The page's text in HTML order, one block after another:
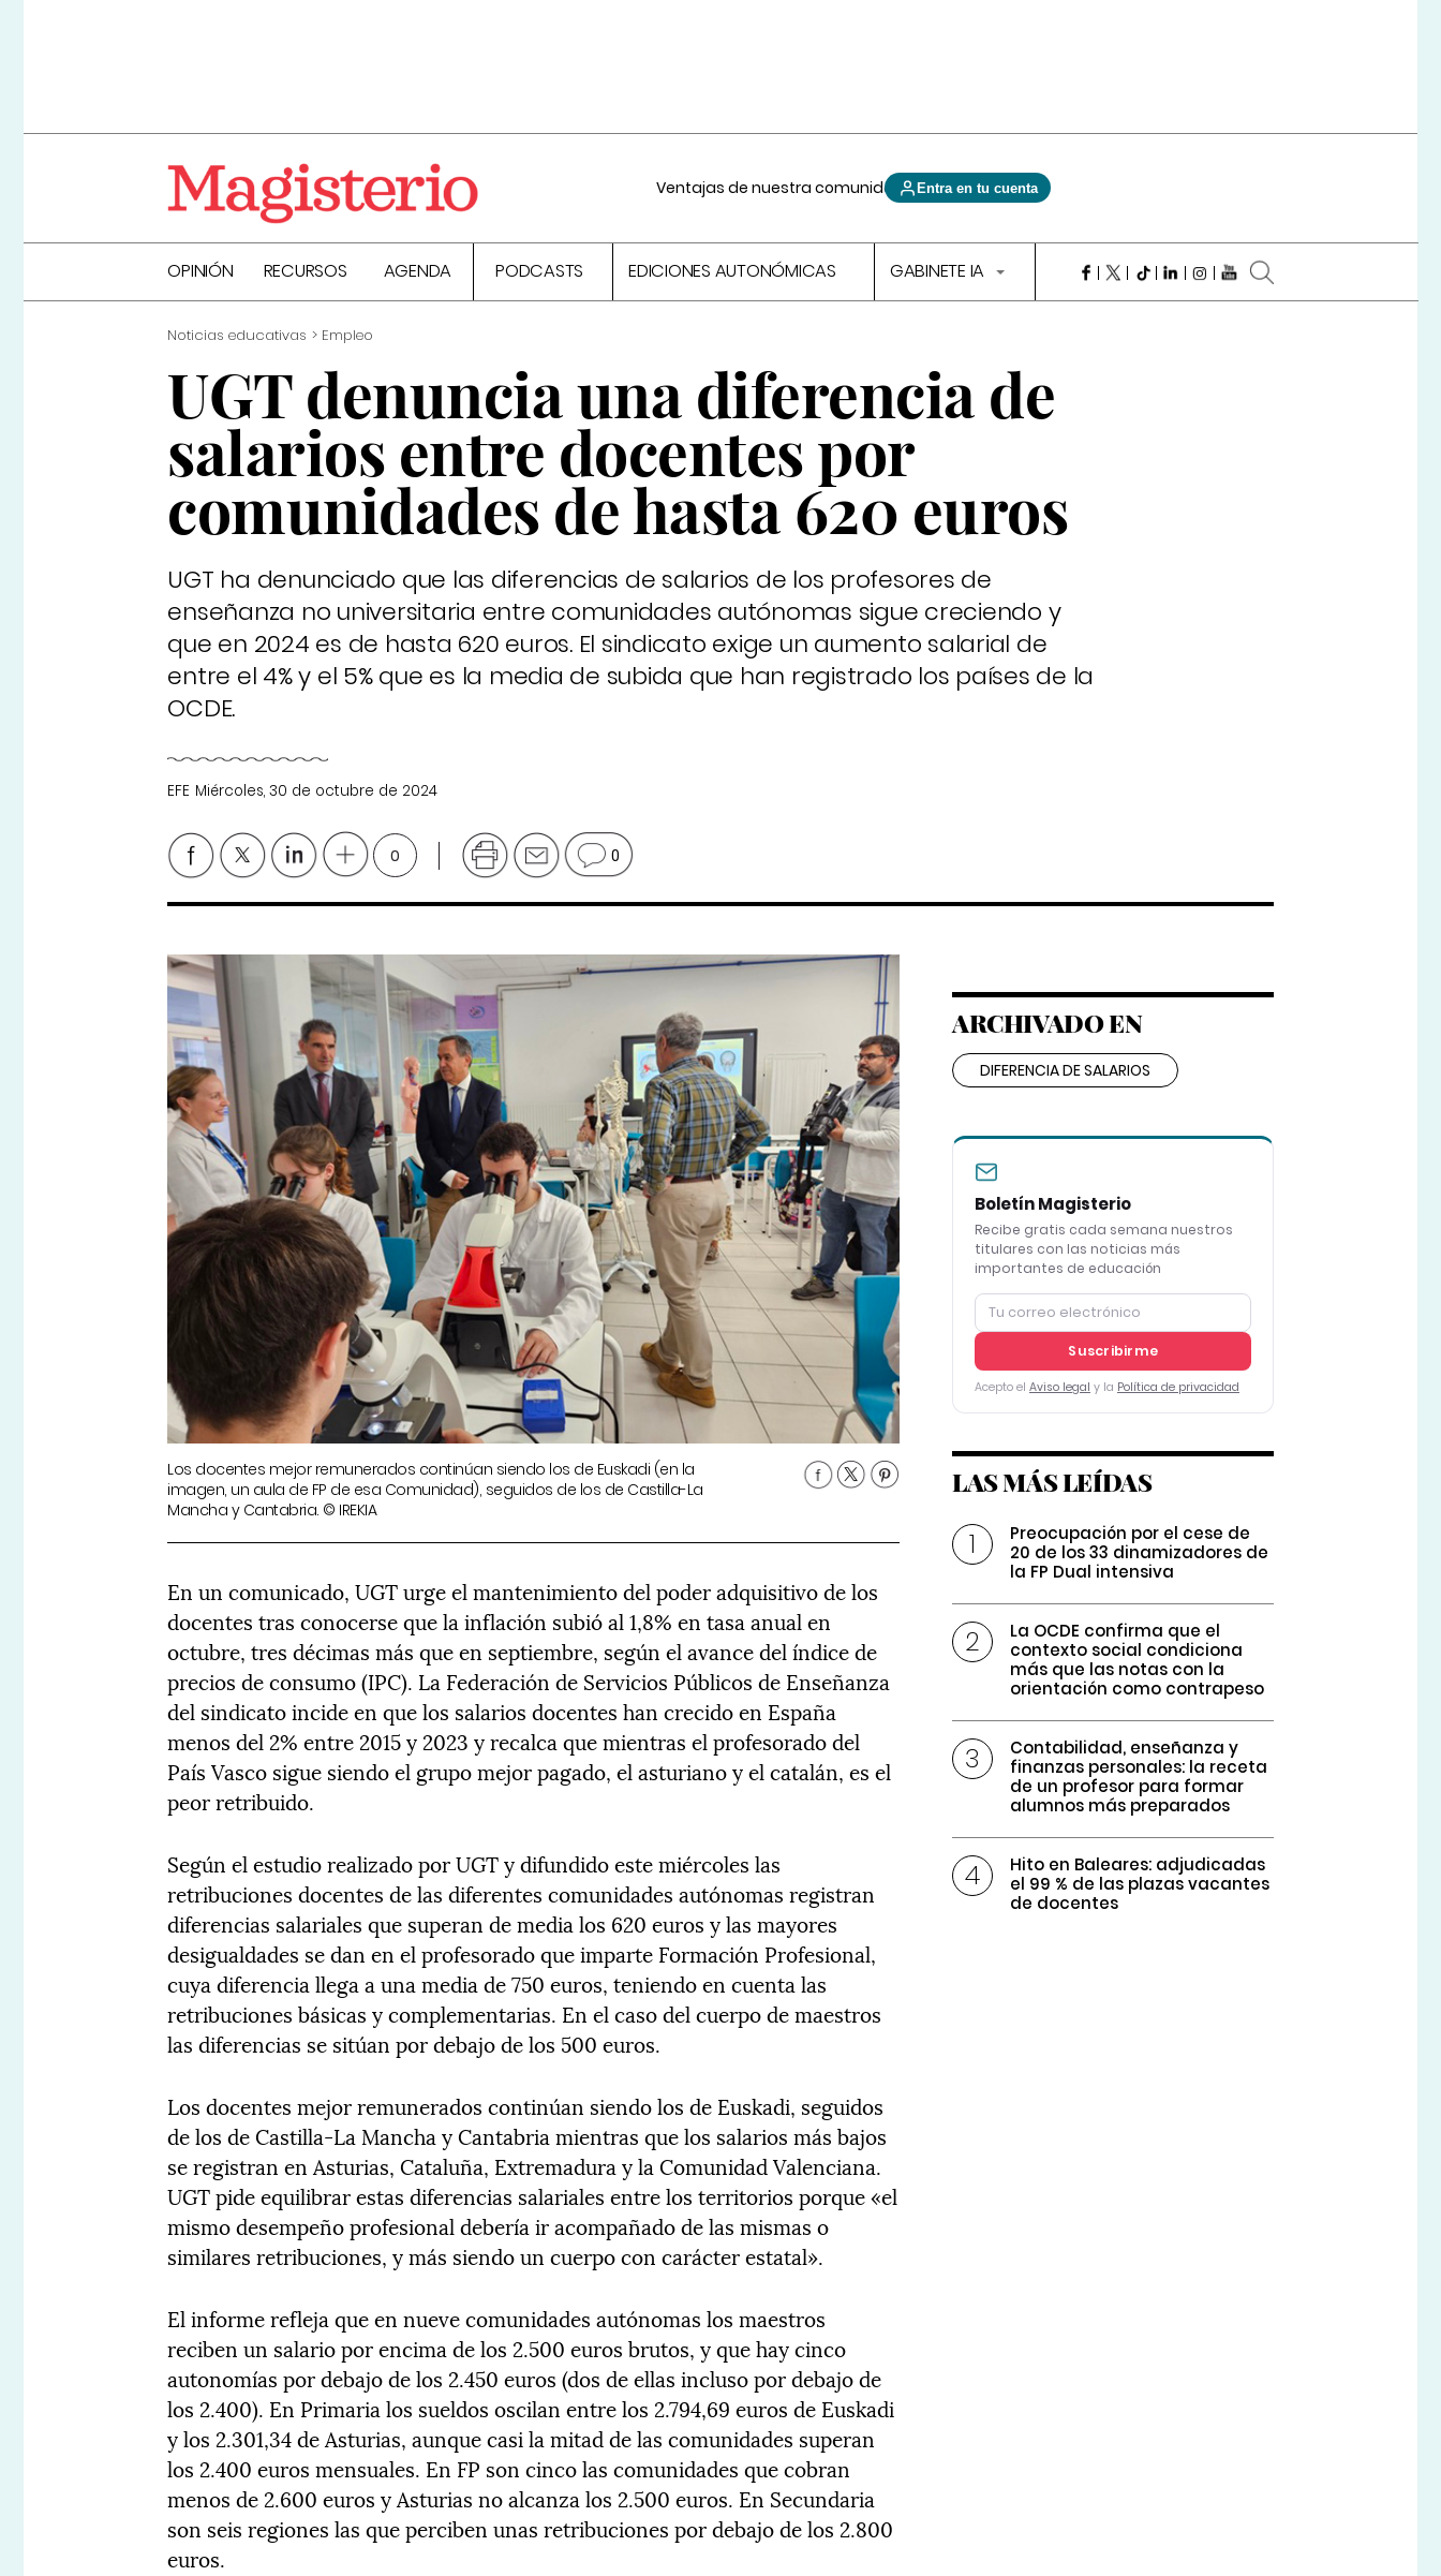
Ventajas de nuestra comunidad Entra en tu cuenta
OPINIÓN RECURSOS AGENDA PODCASTS EDICIONES AUTONÓMICAS GABINETE IA
Noticias educativas Empleo
UGT denuncia una diferencia de
salarios entre docentes por
comunidades de hasta 620 euros
UGT ha denunciado que las diferencias de salarios de los profesores de
enseñanza no universitaria entre comunidades autónomas sigue creciendo y
que en 2024 es de hasta 620 euros. El sindicato exige un aumento salarial de
entre el 4% y el 5% que es la media de subida que han registrado los países de la
OCDE.
EFE Miércoles, 30 de octubre de 2024
0 0
Los docentes mejor remunerados continúan siendo los de Euskadi (en la
imagen, un aula de FP de esa Comunidad), seguidos de los de Castilla-La
Mancha y Cantabria. © IREKIA
En un comunicado, UGT urge el mantenimiento del poder adquisitivo de los
docentes tras conocerse que la inflación subió al 1,8% en tasa anual en
octubre, tres décimas más que en septiembre, según el avance del índice de
precios de consumo (IPC). La Federación de Servicios Públicos de Enseñanza
del sindicato incide en que los salarios docentes han crecido en España
menos del 2% entre 2015 y 2023 y recalca que mientras el profesorado del
País Vasco sigue siendo el grupo mejor pagado, el asturiano y el catalán, es el
peor retribuido.
Según el estudio realizado por UGT y difundido este miércoles las
retribuciones docentes de las diferentes comunidades autónomas registran
diferencias salariales que superan de media los 620 euros y las mayores
desigualdades se dan en el profesorado que imparte Formación Profesional,
cuya diferencia llega a una media de 750 euros, teniendo en cuenta las
retribuciones básicas y complementarias. En el caso del cuerpo de maestros
las diferencias se sitúan por debajo de los 500 euros.
Los docentes mejor remunerados continúan siendo los de Euskadi, seguidos
de los de Castilla-La Mancha y Cantabria mientras que los salarios más bajos
se registran en Asturias, Cataluña, Extremadura y la Comunidad Valenciana.
UGT pide equilibrar estas diferencias salariales entre los territorios porque «el
mismo desempeño profesional debería ir acompañado de las mismas o
similares retribuciones, y más siendo un cuerpo con carácter estatal».
El informe refleja que en nueve comunidades autónomas los maestros
reciben un salario por encima de los 2.500 euros brutos, y que hay cinco
autonomías por debajo de los 2.450 euros (dos de ellas incluso por debajo de
los 2.400). En Primaria los sueldos oscilan entre los 2.794,69 euros de Euskadi
y los 2.301,34 de Asturias, aunque casi la mitad de las comunidades superan
los 2.400 euros mensuales. En FP son cinco las comunidades que cobran
menos de 2.600 euros y Asturias no alcanza los 2.500 euros. En Secundaria
son seis regiones las que perciben unas retribuciones por debajo de los 2.800
euros.
ARCHIVADO EN
DIFERENCIA DE SALARIOS
Boletín Magisterio
Recibe gratis cada semana nuestros
titulares con las noticias más
importantes de educación
Suscribirme
Acepto el Aviso legal y la Política de privacidad
LAS MÁS LEÍDAS
Preocupación por el cese de
20 de los 33 dinamizadores de
la FP Dual intensiva
La OCDE confirma que el
contexto social condiciona
más que las notas con la
orientación como contrapeso
Contabilidad, enseñanza y
finanzas personales: la receta
de un profesor para formar
alumnos más preparados
Hito en Baleares: adjudicadas
el 99 % de las plazas vacantes
de docentes